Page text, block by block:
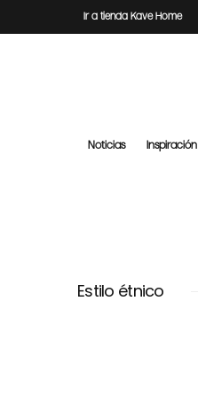
Ir a tienda Kave Home
Noticias Inspiración
Estilo étnico